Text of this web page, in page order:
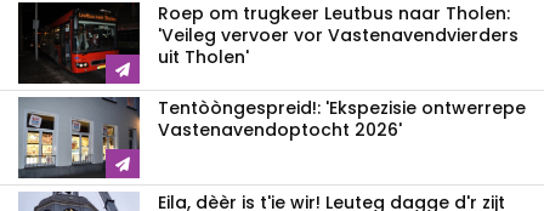
Roep om trugkeer Leutbus naar Tholen:
'Veileg vervoer vor Vastenavendvierders
uit Tholen'
Tentòòngespreid!: 'Ekspezisie ontwerrepe
Vastenavendoptocht 2026'
Eila, dèèr is t'ie wir! Leuteg dagge d'r zijt